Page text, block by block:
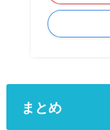
まとめ